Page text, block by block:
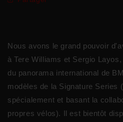
Nous avons le grand pouvoir
à Tere Williams et Sergio
du panorama international de
modèles de la Signature Series
spécialement et basant la
propres vélos). Il est bientôt